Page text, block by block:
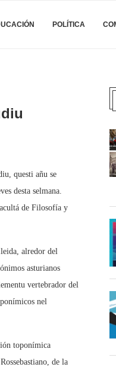
POLÍTICA
questi añu se
desta selmana.
de Filosofía y
alredor del
asturianos
vertebrador del
nel
toponímica
de la